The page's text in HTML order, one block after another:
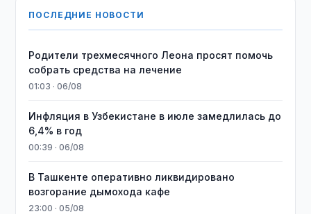
ПОСЛЕДНИЕ НОВОСТИ
Родители трехмесячного Леона просят помочь
собрать средства на лечение
01:03 · 06/08
Инфляция в Узбекистане в июле замедлилась до
6,4% в год
00:39 · 06/08
В Ташкенте оперативно ликвидировано
возгорание дымохода кафе
23:00 · 05/08